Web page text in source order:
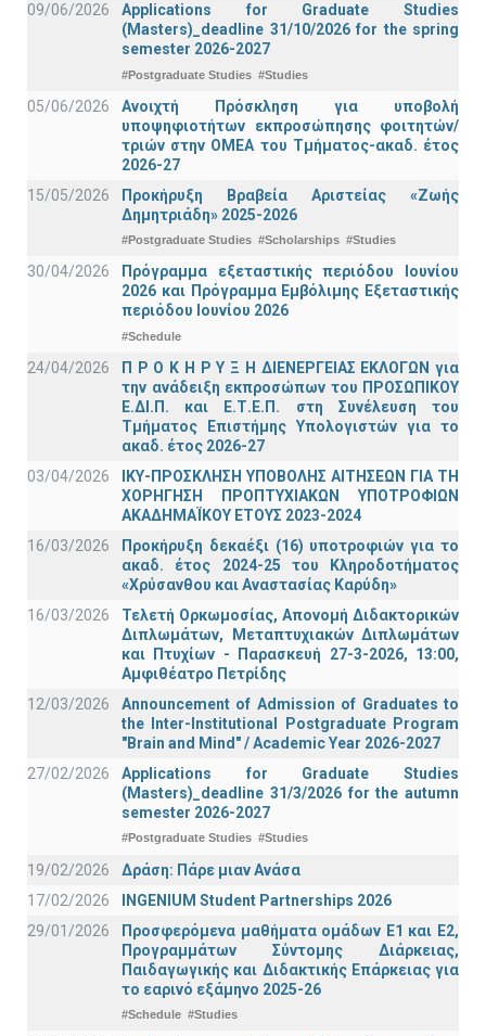
09/06/2026
Applications for Graduate Studies
(Masters)_deadline 31/10/2026 for the spring
semester 2026-2027
#Postgraduate Studies #Studies
05/06/2026
Ανοιχτή Πρόσκληση για υποβολή
υποψηφιοτήτων εκπροσώπησης φοιτητών/
τριών στην ΟΜΕΑ του Τμήματος-ακαδ. έτος
2026-27
15/05/2026
Προκήρυξη Βραβεία Αριστείας «Ζωής
Δημητριάδη» 2025-2026
#Postgraduate Studies #Scholarships #Studies
30/04/2026
Πρόγραμμα εξεταστικής περιόδου Ιουνίου
2026 και Πρόγραμμα Εμβόλιμης Εξεταστικής
περιόδου Ιουνίου 2026
#Schedule
24/04/2026
Π Ρ Ο Κ Η Ρ Υ Ξ Η ΔΙΕΝΕΡΓΕΙΑΣ ΕΚΛΟΓΩΝ για
την ανάδειξη εκπροσώπων του ΠΡΟΣΩΠΙΚΟΥ
Ε.ΔΙ.Π. και Ε.Τ.Ε.Π. στη Συνέλευση του
Τμήματος Επιστήμης Υπολογιστών για το
ακαδ. έτος 2026-27
03/04/2026
ΙΚΥ-ΠΡΟΣΚΛΗΣΗ ΥΠΟΒΟΛΗΣ ΑΙΤΗΣΕΩΝ ΓΙΑ ΤΗ
ΧΟΡΗΓΗΣΗ ΠΡΟΠΤΥΧΙΑΚΩΝ ΥΠΟΤΡΟΦΙΩΝ
ΑΚΑΔΗΜΑΪΚΟΥ ΕΤΟΥΣ 2023-2024
16/03/2026
Προκήρυξη δεκαέξι (16) υποτροφιών για το
ακαδ. έτος 2024-25 του Κληροδοτήματος
«Χρύσανθου και Αναστασίας Καρύδη»
16/03/2026
Τελετή Ορκωμοσίας, Απονομή Διδακτορικών
Διπλωμάτων, Μεταπτυχιακών Διπλωμάτων
και Πτυχίων - Παρασκευή 27-3-2026, 13:00,
Αμφιθέατρο Πετρίδης
12/03/2026
Announcement of Admission of Graduates to
the Inter-Institutional Postgraduate Program
"Brain and Mind" / Academic Year 2026-2027
27/02/2026
Applications for Graduate Studies
(Masters)_deadline 31/3/2026 for the autumn
semester 2026-2027
#Postgraduate Studies #Studies
19/02/2026
Δράση: Πάρε μιαν Ανάσα
17/02/2026
INGENIUM Student Partnerships 2026
29/01/2026
Προσφερόμενα μαθήματα ομάδων Ε1 και Ε2,
Προγραμμάτων Σύντομης Διάρκειας,
Παιδαγωγικής και Διδακτικής Επάρκειας για
το εαρινό εξάμηνο 2025-26
#Schedule #Studies